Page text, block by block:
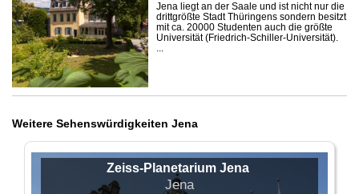
Jena liegt an der Saale und ist nicht nur die
drittgrößte Stadt Thüringens sondern besitzt
mit ca. 20000 Studenten auch die größte
Universität (Friedrich-Schiller-Universität).
...
Weitere Sehenswürdigkeiten Jena
Zeiss-Planetarium Jena
Jena